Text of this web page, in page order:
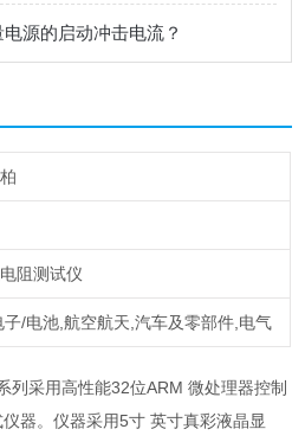
源的启动冲击电流？
阻测试仪
子/电池,航空航天,汽车及零部件,电气
列采用高性能32位ARM 微处理器控制
器。仪器采用5寸 英寸真彩液晶显